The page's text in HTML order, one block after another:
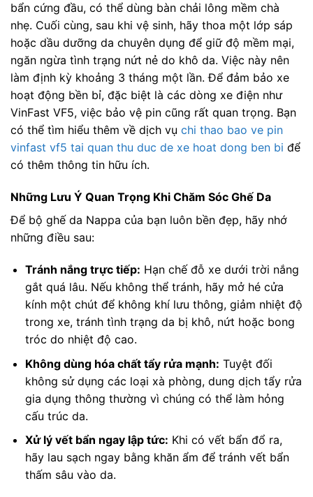
bẩn cứng đầu, có thể dùng bàn chải lông mềm chà
nhẹ. Cuối cùng, sau khi vệ sinh, hãy thoa một lớp sáp
hoặc dầu dưỡng da chuyên dụng để giữ độ mềm mại,
ngăn ngừa tình trạng nứt nẻ do khô da. Việc này nên
làm định kỳ khoảng 3 tháng một lần. Để đảm bảo xe
hoạt động bền bỉ, đặc biệt là các dòng xe điện như
VinFast VF5, việc bảo vệ pin cũng rất quan trọng. Bạn
có thể tìm hiểu thêm về dịch vụ chi thao bao ve pin
vinfast vf5 tai quan thu duc de xe hoat dong ben bi để
có thêm thông tin hữu ích.
Những Lưu Ý Quan Trọng Khi Chăm Sóc Ghế Da
Để bộ ghế da Nappa của bạn luôn bền đẹp, hãy nhớ
những điều sau:
Tránh nắng trực tiếp: Hạn chế đỗ xe dưới trời nắng
gắt quá lâu. Nếu không thể tránh, hãy mở hé cửa
kính một chút để không khí lưu thông, giảm nhiệt độ
trong xe, tránh tình trạng da bị khô, nứt hoặc bong
tróc do nhiệt độ cao.
Không dùng hóa chất tẩy rửa mạnh: Tuyệt đối
không sử dụng các loại xà phòng, dung dịch tẩy rửa
gia dụng thông thường vì chúng có thể làm hỏng
cấu trúc da.
Xử lý vết bẩn ngay lập tức: Khi có vết bẩn đổ ra,
hãy lau sạch ngay bằng khăn ẩm để tránh vết bẩn
thấm sâu vào da.